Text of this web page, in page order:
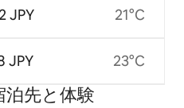
JPY
JPY
21°C
23°C
先と体⁠験